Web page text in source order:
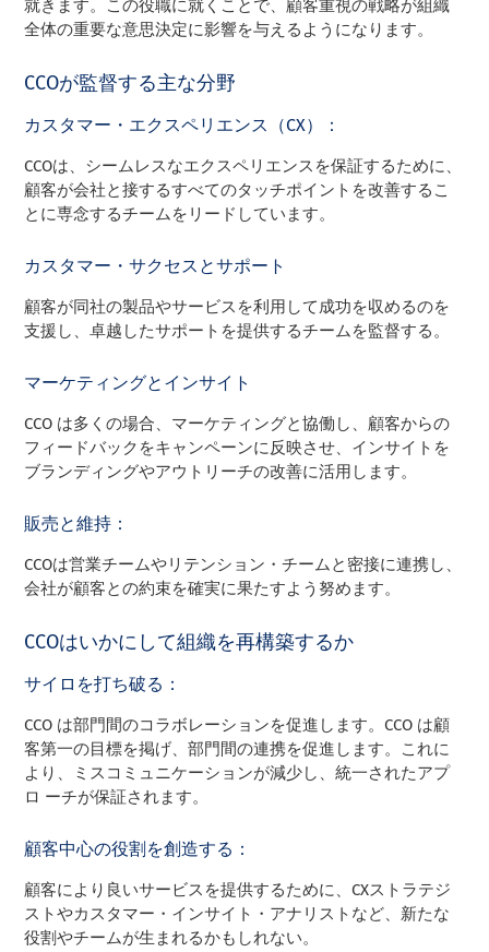
就きます。この役職に就くことで、顧客重視の戦略が組織
全体の重要な意思決定に影響を与えるようになります。
CCOが監督する主な分野
カスタマー・エクスペリエンス（CX）：
CCOは、シームレスなエクスペリエンスを保証するために、
顧客が会社と接するすべてのタッチポイントを改善するこ
とに専念するチームをリードしています。
カスタマー・サクセスとサポート
顧客が同社の製品やサービスを利用して成功を収めるのを
支援し、卓越したサポートを提供するチームを監督する。
マーケティングとインサイト
CCO は多くの場合、マーケティングと協働し、顧客からの
フィードバックをキャンペーンに反映させ、インサイトを
ブランディングやアウトリーチの改善に活用します。
販売と維持：
CCOは営業チームやリテンション・チームと密接に連携し、
会社が顧客との約束を確実に果たすよう努めます。
CCOはいかにして組織を再構築するか
サイロを打ち破る：
CCO は部門間のコラボレーションを促進します。CCO は顧
客第一の目標を掲げ、部門間の連携を促進します。これに
より、ミスコミュニケーションが減少し、統一されたアプ
ロ ーチが保証されます。
顧客中心の役割を創造する：
顧客により良いサービスを提供するために、CXストラテジ
ストやカスタマー・インサイト・アナリストなど、新たな
役割やチームが生まれるかもしれない。